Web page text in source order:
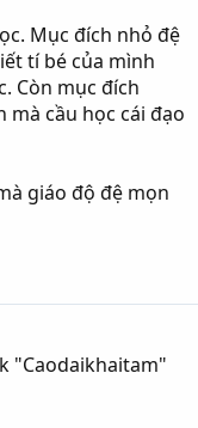
Mục đích nhỏ đệ
tí bé của mình
Còn mục đích
cầu học cái đạo
giáo độ đệ mọn
"Caodaikhaitam"